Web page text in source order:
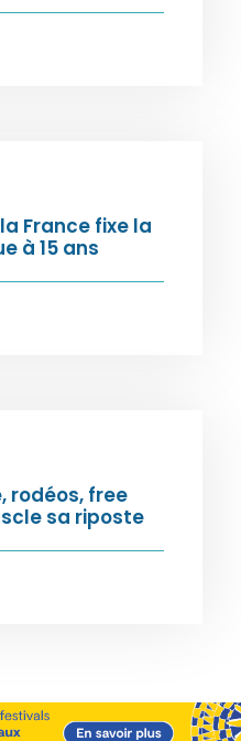
France fixe la
à 15 ans
rodéos, free
sa riposte